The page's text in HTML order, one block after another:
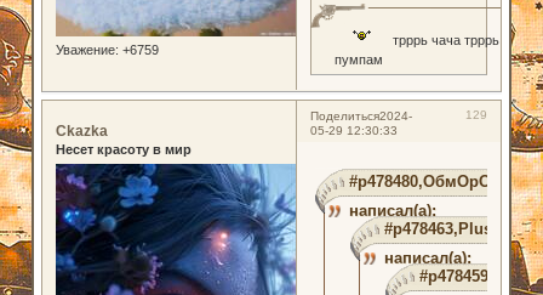
Уважение: +6759
трррь чача трррь
пумпам
Поделиться 129
2024-
05-29 12:30:33
Ckazka
Несет красоту в мир
#p478480,ОбмОрОк
написал(а):
#p478463,PlushBear
написал(а):
#p478459,Веда